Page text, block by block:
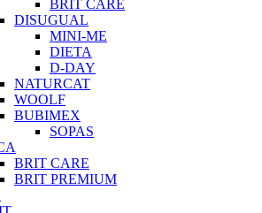
BRIT CARE
DISUGUAL
MINI-ME
DIETA
D-DAY
NATURCAT
WOOLF
BUBIMEX
SOPAS
BRIT CARE
BRIT PREMIUM